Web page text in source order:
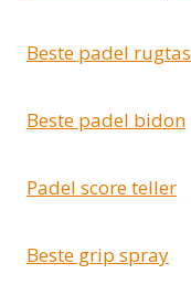
Beste padel rugtas
Beste padel bidon
Padel score teller
Beste grip spray